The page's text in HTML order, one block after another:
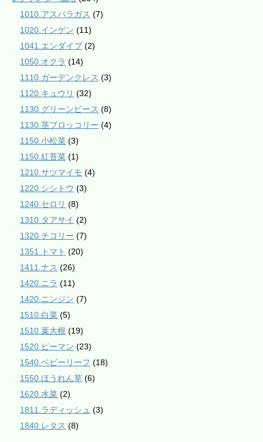
1010.アスパラガス (7)
1020.インゲン (11)
1041.エンダイブ (2)
1050.オクラ (14)
1110.ガーデンクレス (3)
1120.キュウリ (32)
1130.グリーンピース (8)
1130.茎ブロッコリー (4)
1150.小松菜 (3)
1150.紅苔菜 (1)
1210.サツマイモ (4)
1220.シシトウ (3)
1240.セロリ (8)
1310.タアサイ (2)
1320.チコリー (7)
1351.トマト (20)
1411.ナス (26)
1420.ニラ (11)
1420.ニンジン (7)
1510.白菜 (5)
1510.葉大根 (19)
1520.ピーマン (23)
1540.ベビーリーフ (18)
1550.ほうれん草 (6)
1620.水菜 (2)
1811.ラディッシュ (3)
1840.レタス (8)